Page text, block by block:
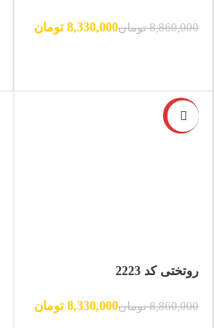
8,860,000 تومان8,330,000 تومان
-6%
روتختی کد 2223
8,860,000 تومان8,330,000 تومان